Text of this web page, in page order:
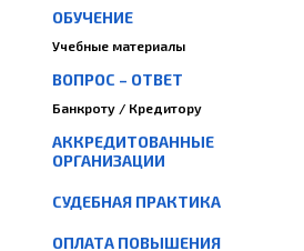
ОБУЧЕНИЕ
Учебные материалы
ВОПРОС – ОТВЕТ
Банкроту / Кредитору
АККРЕДИТОВАННЫЕ
ОРГАНИЗАЦИИ
СУДЕБНАЯ ПРАКТИКА
ОПЛАТА ПОВЫШЕНИЯ